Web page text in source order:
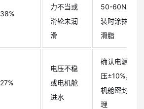
38%
力不当或
滑轮未润
滑
50-60N，安
装时涂抹润
滑脂
27%
电压不稳
或电机舱
进水
确认电源电
压±10%，电
机舱密封处
理